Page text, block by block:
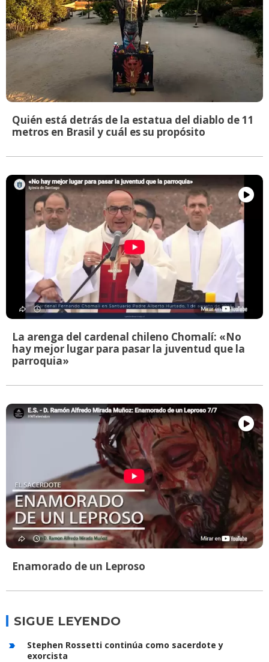
Quién está detrás de la estatua del diablo de 11
metros en Brasil y cuál es su propósito
La arenga del cardenal chileno Chomalí: «No
hay mejor lugar para pasar la juventud que la
parroquia»
Enamorado de un Leproso
SIGUE LEYENDO
Stephen Rossetti continúa como sacerdote y
exorcista